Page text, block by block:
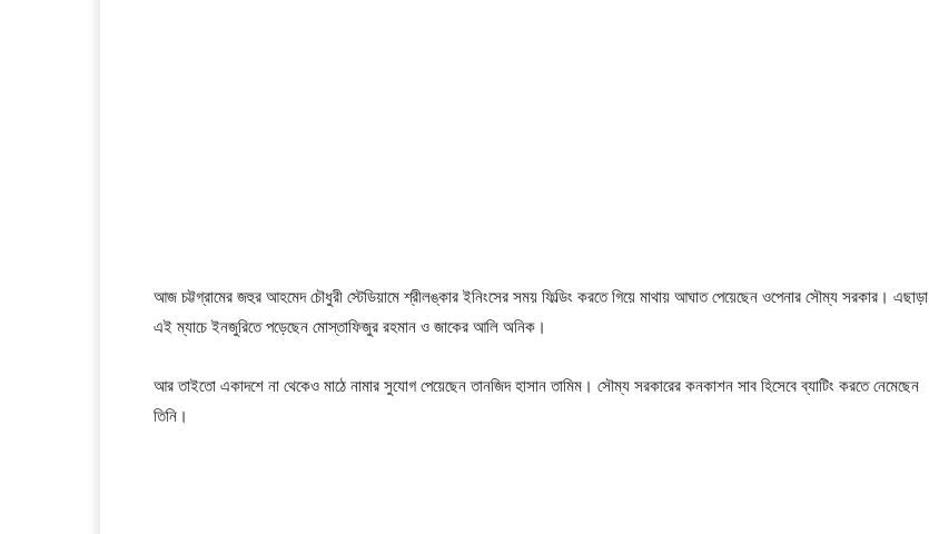
আজ চট্টগ্রামের জহুর আহমেদ চৌধুরী স্টেডিয়ামে শ্রীলঙ্কার ইনিংসের সময় ফিল্ডিং করতে গিয়ে মাথায় আঘাত পেয়েছেন ওপেনার সৌম্য সরকার। এছাড়া
এই ম্যাচে ইনজুরিতে পড়েছেন মোস্তাফিজুর রহমান ও জাকের আলি অনিক।
আর তাইতো একাদশে না থেকেও মাঠে নামার সুযোগ পেয়েছেন তানজিদ হাসান তামিম। সৌম্য সরকারের কনকাশন সাব হিসেবে ব্যাটিং করতে নেমেছেন
তিনি।